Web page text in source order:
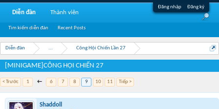
Đăng nhập Đăng ký
Diễn đàn ... Công Hội Chiến Lần 27
[MINIGAME]CÔNG HỘI CHIẾN 27
< Trước 1 ← 6 7 8 9 10 11 Tiếp >
Shaddoll
Diễn đàn
Tìm kiếm diễn đàn Recent Posts
Thành viên